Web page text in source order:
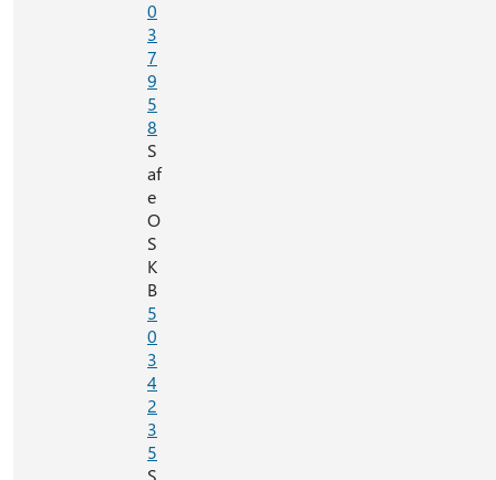
0
3
7
9
5
8
S
af
e
O
S
K
B
5
0
3
4
2
3
5
S